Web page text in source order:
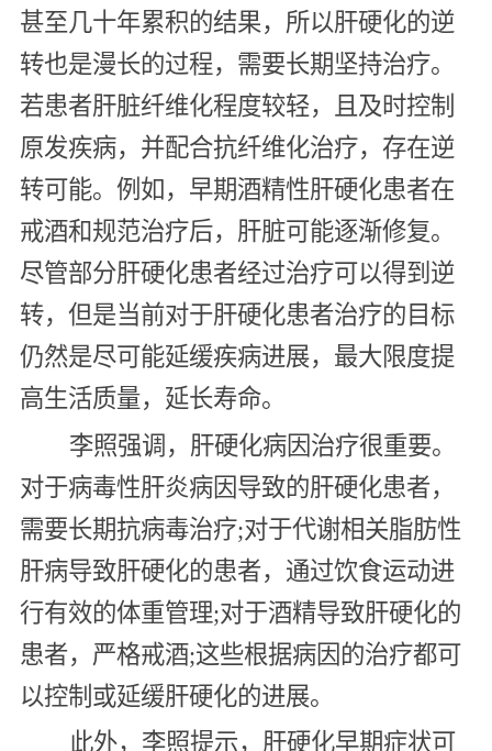
甚至几十年累积的结果，所以肝硬化的逆
转也是漫长的过程，需要长期坚持治疗。
若患者肝脏纤维化程度较轻，且及时控制
原发疾病，并配合抗纤维化治疗，存在逆
转可能。例如，早期酒精性肝硬化患者在
戒酒和规范治疗后，肝脏可能逐渐修复。
尽管部分肝硬化患者经过治疗可以得到逆
转，但是当前对于肝硬化患者治疗的目标
仍然是尽可能延缓疾病进展，最大限度提
高生活质量，延长寿命。
李照强调，肝硬化病因治疗很重要。
对于病毒性肝炎病因导致的肝硬化患者，
需要长期抗病毒治疗;对于代谢相关脂肪性
肝病导致肝硬化的患者，通过饮食运动进
行有效的体重管理;对于酒精导致肝硬化的
患者，严格戒酒;这些根据病因的治疗都可
以控制或延缓肝硬化的进展。
此外，李照提示，肝硬化早期症状可